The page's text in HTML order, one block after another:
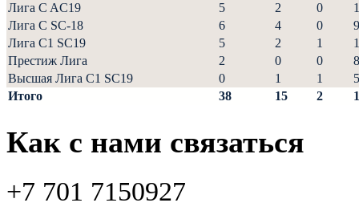
Лига C AC19
5 2 0
Лига С SC-18
6 4 0
9
Лига С1 SC19
5 2 1
Престиж Лига
2 0 0
8
Высшая Лига С1 SC19
0 1 1
5
Итого
38 15 2
Как с нами связаться
+7 701 7150927